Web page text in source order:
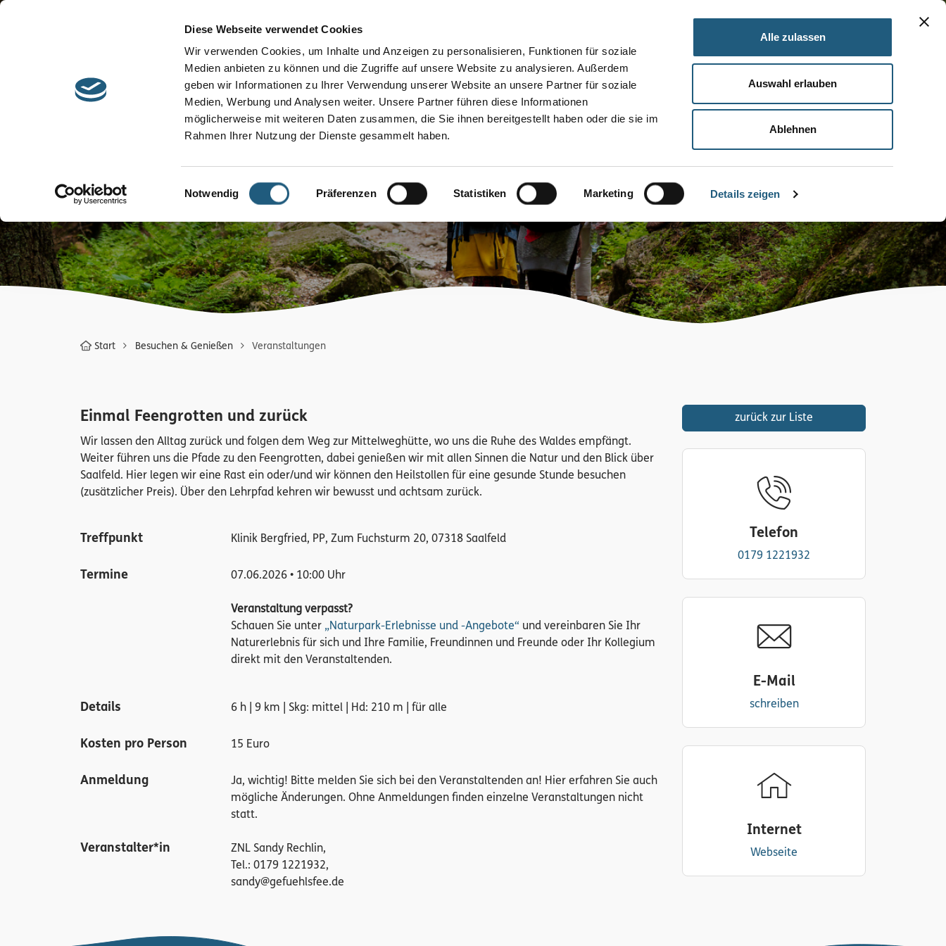
Diese Webseite verwendet Cookies
Wir verwenden Cookies, um Inhalte und Anzeigen zu personalisieren, Funktionen für soziale
Medien anbieten zu können und die Zugriffe auf unsere Website zu analysieren. Außerdem
geben wir Informationen zu Ihrer Verwendung unserer Website an unsere Partner für soziale
Medien, Werbung und Analysen weiter. Unsere Partner führen diese Informationen
möglicherweise mit weiteren Daten zusammen, die Sie ihnen bereitgestellt haben oder die sie im
Rahmen Ihrer Nutzung der Dienste gesammelt haben.
Einwilligungsauswahl
Notwendig Präferenzen Statistiken Marketing Details zeigen
Alle zulassen
Auswahl erlauben
Ablehnen
Besuchen &
Schützen &
Entwickeln
Lernen &
Mitgestalten
Veranstaltungen
Start Besuchen & Genießen Veranstaltungen
Einmal Feengrotten und zurück
Wir lassen den Alltag zurück und folgen dem Weg zur Mittelweghütte, wo uns die Ruhe des Waldes empfängt.
Weiter führen uns die Pfade zu den Feengrotten, dabei genießen wir mit allen Sinnen die Natur und den Blick über
Saalfeld. Hier legen wir eine Rast ein oder/und wir können den Heilstollen für eine gesunde Stunde besuchen
(zusätzlicher Preis). Über den Lehrpfad kehren wir bewusst und achtsam zurück.
Treffpunkt Klinik Bergfried, PP, Zum Fuchsturm 20, 07318 Saalfeld
Termine 07.06.2026 • 10:00 Uhr
Veranstaltung verpasst?
Schauen Sie unter „Naturpark-Erlebnisse und -Angebote“ und vereinbaren Sie Ihr
Naturerlebnis für sich und Ihre Familie, Freundinnen und Freunde oder Ihr Kollegium
direkt mit den Veranstaltenden.
Details 6 h | 9 km | Skg: mittel | Hd: 210 m | für alle
Kosten pro Person 15 Euro
Anmeldung
Ja, wichtig! Bitte melden Sie sich bei den Veranstaltenden an! Hier erfahren Sie auch
mögliche Änderungen. Ohne Anmeldungen finden einzelne Veranstaltungen nicht
statt.
Veranstalter*in
ZNL Sandy Rechlin,
Tel.: 0179 1221932,
sandy@gefuehlsfee.de
zurück zur Liste
Telefon
0179 1221932
E-Mail
schreiben
Internet
Webseite